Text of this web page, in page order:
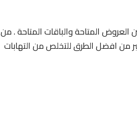
العروض المتاحة والباقات المتاحة . من
من افضل الطرق للتخلص من التهابات